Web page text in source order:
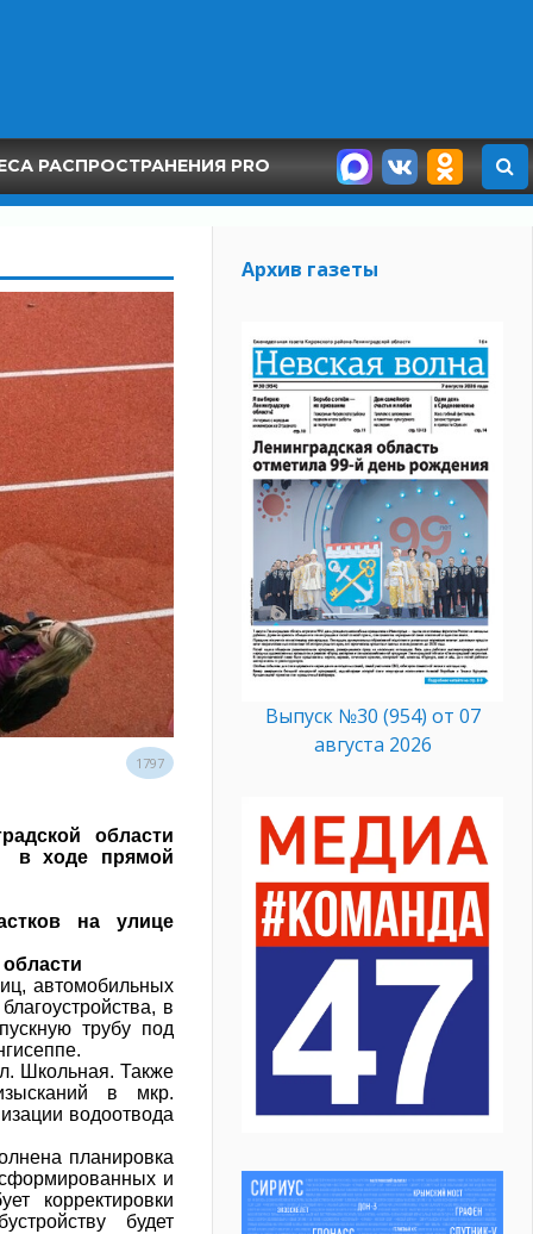
РАСПРОСТРАНЕНИЯ PRO
1797
области
в ходе прямой
на улице
автомобильных
в
трубу под
Школьная. Также
в мкр.
водоотвода
планировка
и
корректировки
будет
Архив газеты
Выпуск №30 (954) от 07
августа 2026